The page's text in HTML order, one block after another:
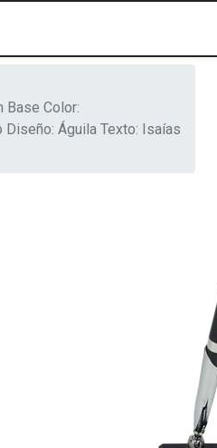
Base Color:
Águila Texto: Isaías